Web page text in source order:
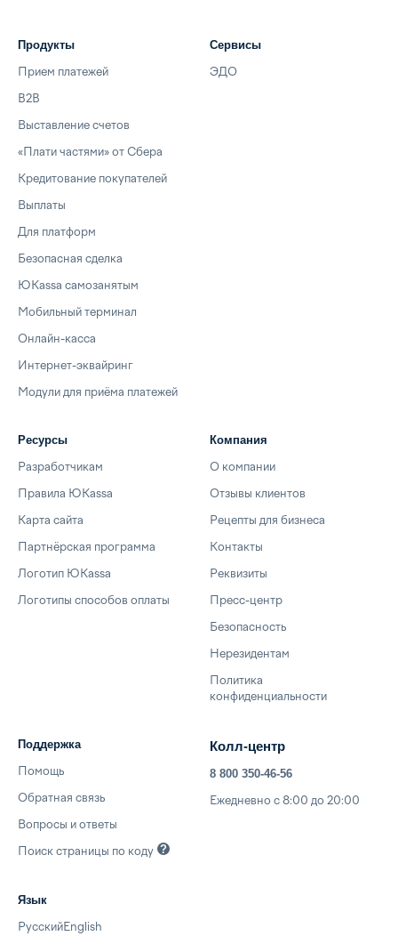
Продукты
Прием платежей
B2B
Выставление счетов
«Плати частями» от Сбера
Кредитование покупателей
Выплаты
Для платформ
Безопасная сделка
ЮKassa самозанятым
Мобильный терминал
Онлайн-касса
Интернет-эквайринг
Модули для приёма платежей
Сервисы
ЭДО
Ресурсы
Разработчикам
Правила ЮKassa
Карта сайта
Партнёрская программа
Логотип ЮKassa
Логотипы способов оплаты
Компания
О компании
Отзывы клиентов
Рецепты для бизнеса
Контакты
Реквизиты
Пресс-центр
Безопасность
Нерезидентам
Политика
конфиденциальности
Поддержка
Помощь
Обратная связь
Вопросы и ответы
Поиск страницы по коду
Колл-центр
8 800 350-46-56
Ежедневно с 8:00 до 20:00
Язык
РусскийEnglish